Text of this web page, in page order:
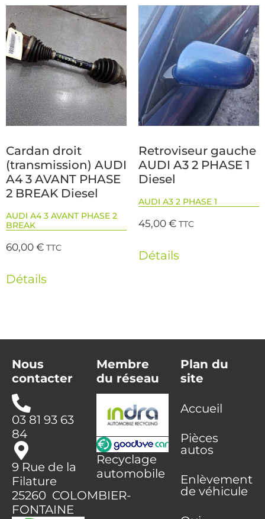
Cardan droit
(transmission) AUDI
A4 3 AVANT PHASE
2 BREAK Diesel
AUDI A4 3 AVANT PHASE 2
BREAK
60,00€ TTC
Détails
Retroviseur gauche
AUDI A3 2 PHASE 1
Diesel
AUDI A3 2 PHASE 1
45,00€ TTC
Détails
Nous
contacter
03 81 93 63
84
9 Rue de la
Filature
25260 COLOMBIER-
FONTAINE
Membre
du réseau
Recyclage
automobile
Plan du
site
Accueil
Pièces
autos
Enlèvement
de véhicule